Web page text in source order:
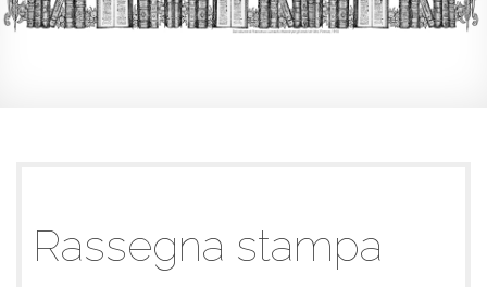
Rassegna stampa